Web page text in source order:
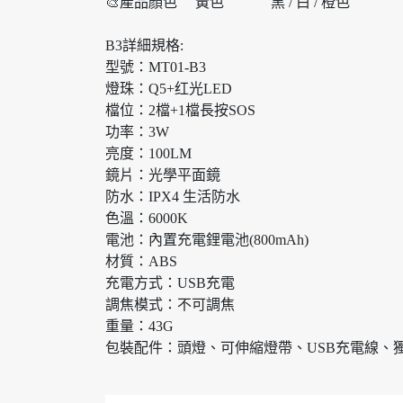
B3詳細規格:
型號：MT01-B3
燈珠：Q5+红光LED
檔位：2檔+1檔長按SOS
功率：3W
亮度：100LM
鏡片：光學平面鏡
防水：IPX4 生活防水
色溫：6000K
電池：內置充電鋰電池(800mAh)
材質：ABS
充電方式：USB充電
調焦模式：不可調焦
重量：43G
包裝配件：頭燈、可伸縮燈帶、USB充電線、